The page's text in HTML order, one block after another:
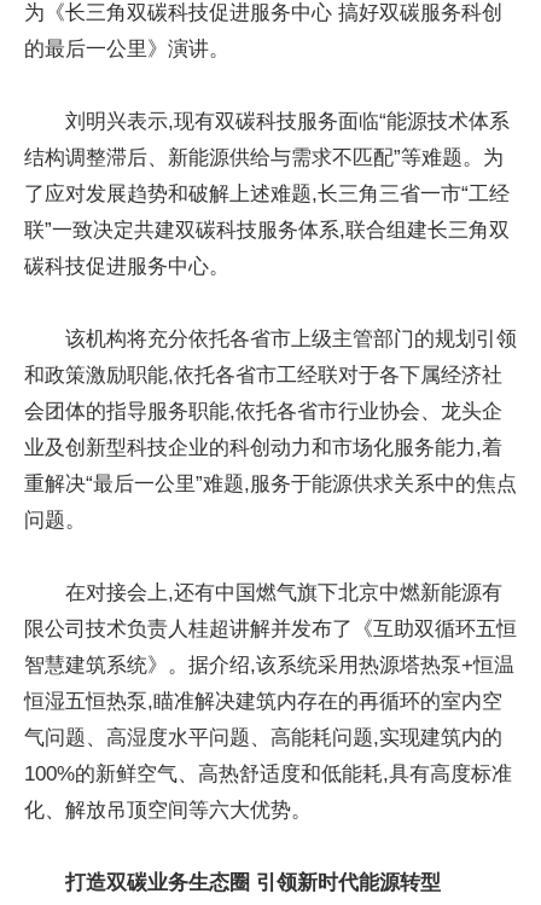
为《长三角双碳科技促进服务中心 搞好双碳服务科创
的最后一公里》演讲。
刘明兴表示,现有双碳科技服务面临“能源技术体系
结构调整滞后、新能源供给与需求不匹配”等难题。为
了应对发展趋势和破解上述难题,长三角三省一市“工经
联”一致决定共建双碳科技服务体系,联合组建长三角双
碳科技促进服务中心。
该机构将充分依托各省市上级主管部门的规划引领
和政策激励职能,依托各省市工经联对于各下属经济社
会团体的指导服务职能,依托各省市行业协会、龙头企
业及创新型科技企业的科创动力和市场化服务能力,着
重解决“最后一公里”难题,服务于能源供求关系中的焦点
问题。
在对接会上,还有中国燃气旗下北京中燃新能源有
限公司技术负责人桂超讲解并发布了《互助双循环五恒
智慧建筑系统》。据介绍,该系统采用热源塔热泵+恒温
恒湿五恒热泵,瞄准解决建筑内存在的再循环的室内空
气问题、高湿度水平问题、高能耗问题,实现建筑内的
100%的新鲜空气、高热舒适度和低能耗,具有高度标准
化、解放吊顶空间等六大优势。
打造双碳业务生态圈 引领新时代能源转型